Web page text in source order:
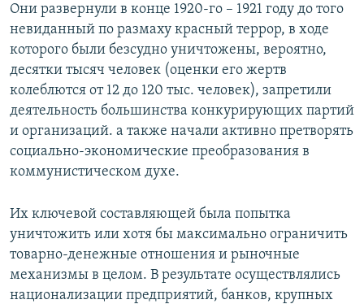
Они развернули в конце 1920-го – 1921 году до того
невиданный по размаху красный террор, в ходе
которого были безсудно уничтожены, вероятно,
десятки тысяч человек (оценки его жертв
колеблются от 12 до 120 тыс. человек), запретили
деятельность большинства конкурирующих партий
и организаций. а также начали активно претворять
социально-экономические преобразования в
коммунистическом духе.
Их ключевой составляющей была попытка
уничтожить или хотя бы максимально ограничить
товарно-денежные отношения и рыночные
механизмы в целом. В результате осуществлялись
национализации предприятий, банков, крупных